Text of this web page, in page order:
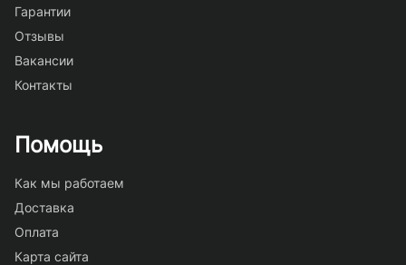
Гарантии
Отзывы
Вакансии
Контакты
Помощь
Как мы работаем
Доставка
Оплата
Карта сайта